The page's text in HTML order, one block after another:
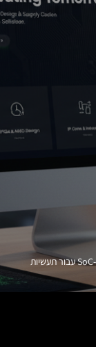
חברת טכנולוגיה מתקדמת המתמחה בעיצוב וייצור ASIC ו-SoC עבור תעשיות